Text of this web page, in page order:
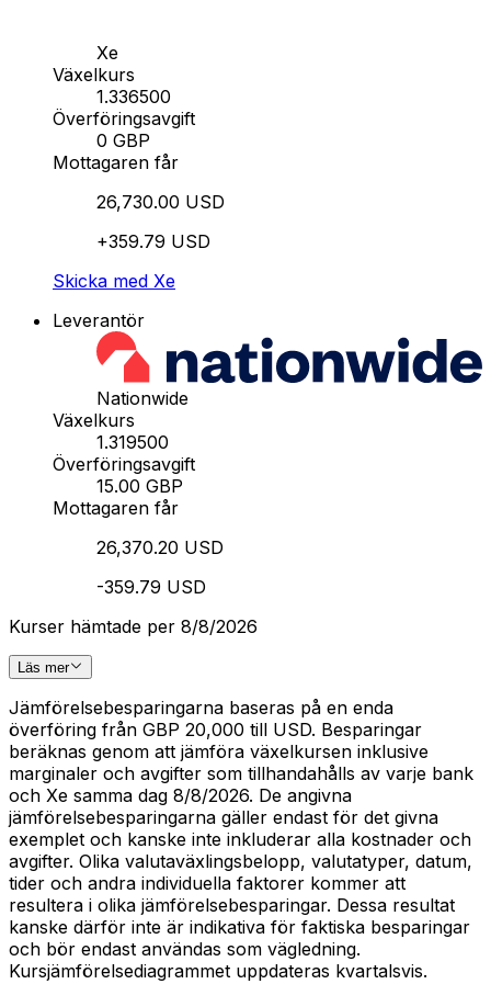
Xe
Växelkurs
1.336500
Överföringsavgift
0 GBP
Mottagaren får
26,730.00 USD
+359.79 USD
Skicka med Xe
Leverantör
Nationwide
Växelkurs
1.319500
Överföringsavgift
15.00 GBP
Mottagaren får
26,370.20 USD
-359.79 USD
Kurser hämtade per 8/8/2026
Läs mer
Jämförelsebesparingarna baseras på en enda
överföring från GBP 20,000 till USD. Besparingar
beräknas genom att jämföra växelkursen inklusive
marginaler och avgifter som tillhandahålls av varje bank
och Xe samma dag 8/8/2026. De angivna
jämförelsebesparingarna gäller endast för det givna
exemplet och kanske inte inkluderar alla kostnader och
avgifter. Olika valutaväxlingsbelopp, valutatyper, datum,
tider och andra individuella faktorer kommer att
resultera i olika jämförelsebesparingar. Dessa resultat
kanske därför inte är indikativa för faktiska besparingar
och bör endast användas som vägledning.
Kursjämförelsediagrammet uppdateras kvartalsvis.